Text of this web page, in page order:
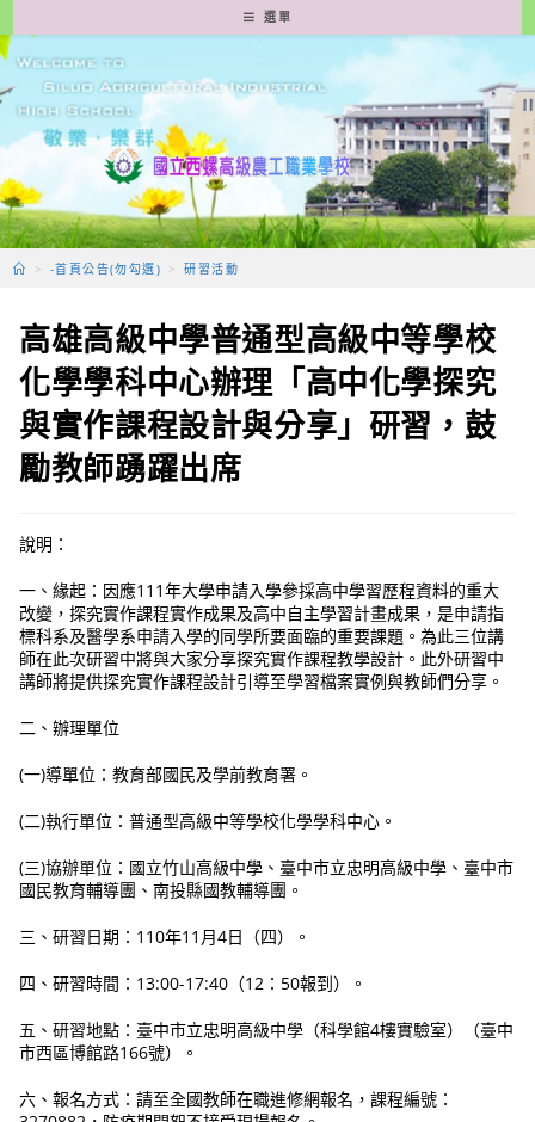
轉
至
要
容
選單
> -首頁公告(勿勾選) > 研習活動
高雄高級中學普通型高級中等學校
化學學科中心辦理「高中化學探究
與實作課程設計與分享」研習，鼓
勵教師踴躍出席
說明：
一、緣起：因應111年大學申請入學參採高中學習歷程資料的重大
改變，探究實作課程實作成果及高中自主學習計畫成果，是申請指
標科系及醫學系申請入學的同學所要面臨的重要課題。為此三位講
師在此次研習中將與大家分享探究實作課程教學設計。此外研習中
講師將提供探究實作課程設計引導至學習檔案實例與教師們分享。
二、辦理單位
(一)導單位：教育部國民及學前教育署。
(二)執行單位：普通型高級中等學校化學學科中心。
(三)協辦單位：國立竹山高級中學、臺中市立忠明高級中學、臺中市
國民教育輔導團、南投縣國教輔導團。
三、研習日期：110年11月4日（四）。
四、研習時間：13:00-17:40（12：50報到）。
五、研習地點：臺中市立忠明高級中學（科學館4樓實驗室）（臺中
市西區博館路166號）。
六、報名方式：請至全國教師在職進修網報名，課程編號：